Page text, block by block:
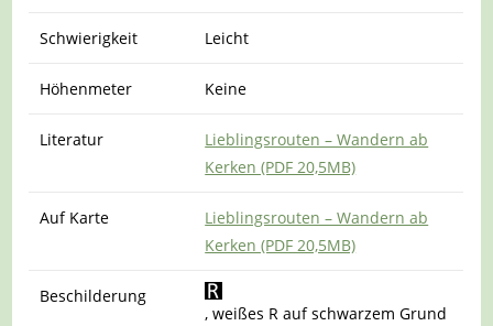
Schwierigkeit Leicht
Höhenmeter Keine
Literatur
Lieblingsrouten – Wandern ab
Kerken (PDF 20,5MB)
Auf Karte
Lieblingsrouten – Wandern ab
Kerken (PDF 20,5MB)
Beschilderung
, weißes R auf schwarzem Grund